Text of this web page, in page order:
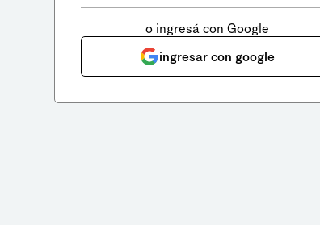
o ingresá con Google
ingresar con google